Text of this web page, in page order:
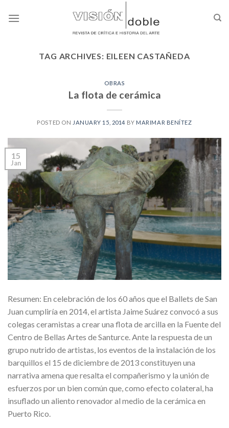
TAG ARCHIVES: EILEEN CASTAÑEDA
OBRAS
La flota de cerámica
POSTED ON JANUARY 15, 2014 BY MARIMAR BENÍTEZ
15
Jan
Resumen: En celebración de los 60 años que el Ballets de San
Juan cumpliría en 2014, el artista Jaime Suárez convocó a sus
colegas ceramistas a crear una flota de arcilla en la Fuente del
Centro de Bellas Artes de Santurce. Ante la respuesta de un
grupo nutrido de artistas, los eventos de la instalación de los
barquillos el 15 de diciembre de 2013 constituyen una
narrativa amena que resalta el compañerismo y la unión de
esfuerzos por un bien común que, como efecto colateral, ha
insuflado un aliento renovador al medio de la cerámica en
Puerto Rico.